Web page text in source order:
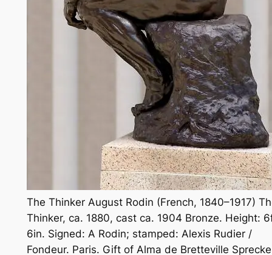
The Thinker August Rodin (French, 1840–1917)
Thinker, ca. 1880, cast ca. 1904 Bronze. Height:
6in. Signed: A Rodin; stamped: Alexis Rudier /
Fondeur. Paris. Gift of Alma de Bretteville